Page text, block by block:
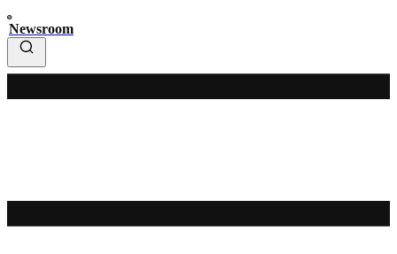
Newsroom